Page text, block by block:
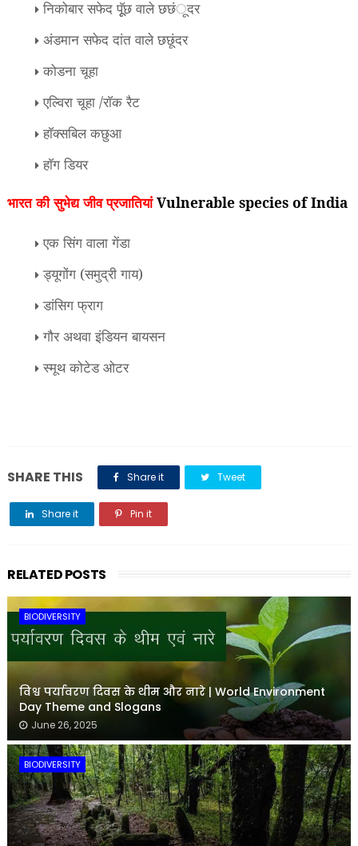
निकोबार सफेद पूूॅछ वाले छछंूदर
अंडमान सफेद दांत वाले छछूंदर
कोडना चूहा
एल्विरा चूहा /राॅक रैट
हाॅक्सबिल कछुआ
हाॅग डियर
भारत की सुभेद्य जीव प्रजातियांVulnerable species of India
एक सिंग वाला गेंडा
ड्यूगोंग (समुद्री गाय)
डांसिग फ्राग
गौर अथवा इंडियन बायसन
स्मूथ कोटेड ओटर
SHARE THIS Share it Tweet
Share it Pin it
RELATED POSTS
BIODIVERSITY
विश्व पर्यावरण दिवस के थीम और नारे | World Environment
Day Theme and Slogans
June 26, 2025
BIODIVERSITY